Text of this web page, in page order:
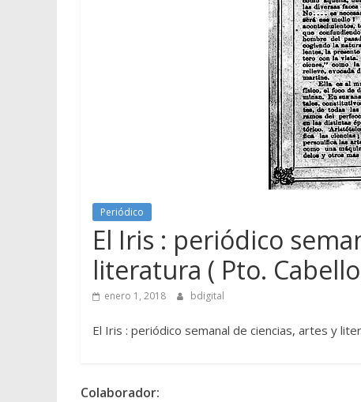
Periódico
El Iris : periódico
literatura ( Pto.
enero 1, 2018 bdigital
El Iris : periódico semanal de ciencias, artes y
Colaborador: